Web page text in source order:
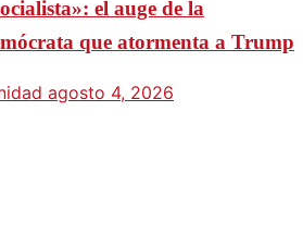
el auge de la
que atormenta a Trump
agosto 4, 2026